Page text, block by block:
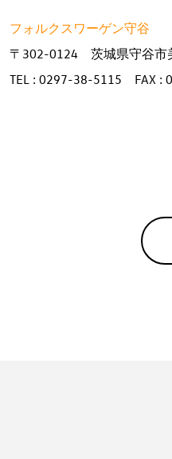
フォルクスワーゲン守谷
〒302-0124 茨城県守谷市
TEL : 0297-38-5115 FAX :